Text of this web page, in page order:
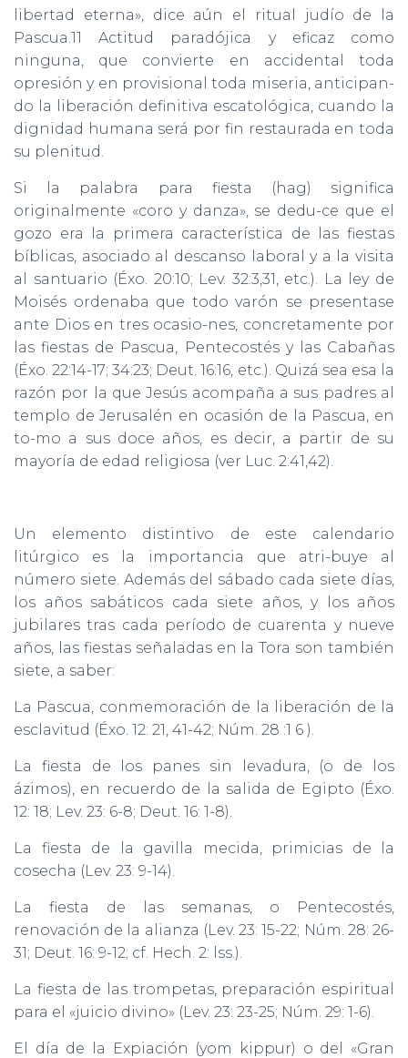
libertad eterna», dice aún el ritual judío de la
Pascua.11 Actitud paradójica y eficaz como
ninguna, que convierte en accidental toda
opresión y en provisional toda miseria, anticipan-
do la liberación definitiva escatológica, cuando la
dignidad humana será por fin restaurada en toda
su plenitud.
Si la palabra para fiesta (hag) significa
originalmente «coro y danza», se dedu-ce que el
gozo era la primera característica de las fiestas
bíblicas, asociado al descanso laboral y a la visita
al santuario (Éxo. 20:10; Lev. 32:3,31, etc.). La ley de
Moisés ordenaba que todo varón se presentase
ante Dios en tres ocasio-nes, concretamente por
las fiestas de Pascua, Pentecostés y las Cabañas
(Éxo. 22:14-17; 34:23; Deut. 16:16, etc.). Quizá sea esa la
razón por la que Jesús acompaña a sus padres al
templo de Jerusalén en ocasión de la Pascua, en
to-mo a sus doce años, es decir, a partir de su
mayoría de edad religiosa (ver Luc. 2:41,42).
Un elemento distintivo de este calendario
litúrgico es la importancia que atri-buye al
número siete. Además del sábado cada siete días,
los años sabáticos cada siete años, y los años
jubilares tras cada período de cuarenta y nueve
años, las fiestas señaladas en la Tora son también
siete, a saber:
La Pascua, conmemoración de la liberación de la
esclavitud (Éxo. 12: 21, 41-42; Núm. 28 :1 6 ).
La fiesta de los panes sin levadura, (o de los
ázimos), en recuerdo de la salida de Egipto (Éxo.
12: 18; Lev. 23: 6-8; Deut. 16: 1-8).
La fiesta de la gavilla mecida, primicias de la
cosecha (Lev. 23: 9-14).
La fiesta de las semanas, o Pentecostés,
renovación de la alianza (Lev. 23: 15-22; Núm. 28: 26-
31; Deut. 16: 9-12; cf. Hech. 2: lss.).
La fiesta de las trompetas, preparación espiritual
para el «juicio divino» (Lev. 23: 23-25; Núm. 29: 1-6).
El día de la Expiación (yom kippur) o del «Gran